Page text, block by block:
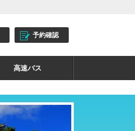
予約確認
高速バス